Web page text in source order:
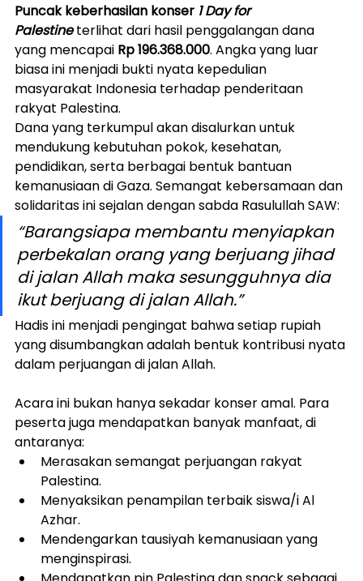
Puncak keberhasilan konser 1 Day for
Palestine terlihat dari hasil penggalangan dana
yang mencapai Rp 196.368.000. Angka yang luar
biasa ini menjadi bukti nyata kepedulian
masyarakat Indonesia terhadap penderitaan
rakyat Palestina.
Dana yang terkumpul akan disalurkan untuk
mendukung kebutuhan pokok, kesehatan,
pendidikan, serta berbagai bentuk bantuan
kemanusiaan di Gaza. Semangat kebersamaan dan
solidaritas ini sejalan dengan sabda Rasulullah SAW:
“Barangsiapa membantu menyiapkan
perbekalan orang yang berjuang jihad
di jalan Allah maka sesungguhnya dia
ikut berjuang di jalan Allah.”
Hadis ini menjadi pengingat bahwa setiap rupiah
yang disumbangkan adalah bentuk kontribusi nyata
dalam perjuangan di jalan Allah.
Acara ini bukan hanya sekadar konser amal. Para
peserta juga mendapatkan banyak manfaat, di
antaranya:
Merasakan semangat perjuangan rakyat
Palestina.
Menyaksikan penampilan terbaik siswa/i Al
Azhar.
Mendengarkan tausiyah kemanusiaan yang
menginspirasi.